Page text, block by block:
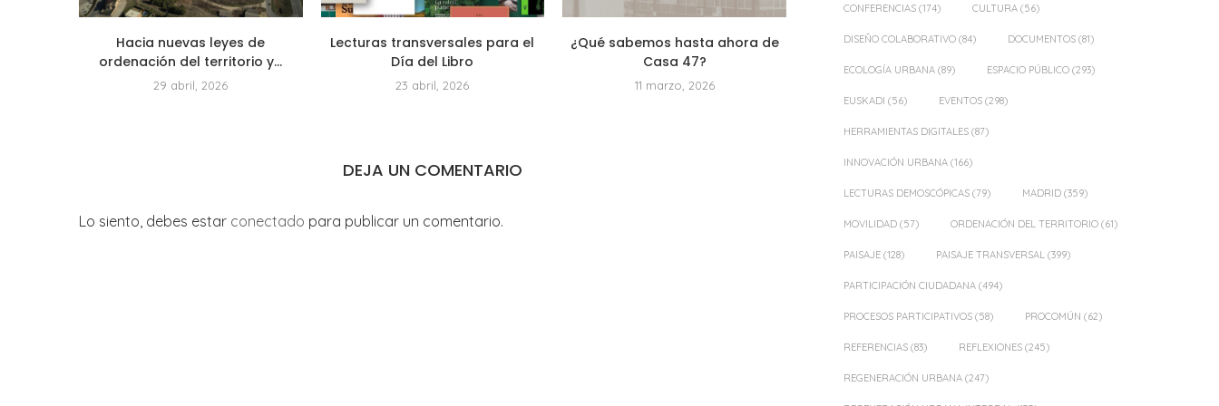
Hacia nuevas leyes de
ordenación del territorio y...
29 abril, 2026
Lecturas transversales para el
Día del Libro
23 abril, 2026
¿Qué sabemos hasta ahora de
Casa 47?
11 marzo, 2026
DEJA UN COMENTARIO
Lo siento, debes estar conectado para publicar un comentario.
CONFERENCIAS (174) CULTURA (56)
DISEÑO COLABORATIVO (84) DOCUMENTOS (81)
ECOLOGÍA URBANA (89) ESPACIO PÚBLICO (293)
EUSKADI (56) EVENTOS (298)
HERRAMIENTAS DIGITALES (87)
INNOVACIÓN URBANA (166)
LECTURAS DEMOSCÓPICAS (79) MADRID (359)
MOVILIDAD (57) ORDENACIÓN DEL TERRITORIO (61)
PAISAJE (128) PAISAJE TRANSVERSAL (399)
PARTICIPACIÓN CIUDADANA (494)
PROCESOS PARTICIPATIVOS (58) PROCOMÚN (62)
REFERENCIAS (83) REFLEXIONES (245)
REGENERACIÓN URBANA (247)